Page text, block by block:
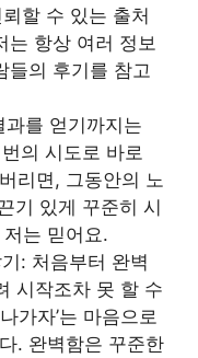
뢰할 수 있는 출처
는 항상 여러 정보
들의 후기를 참고
를 얻기까지는
의 시도로 바로
리면, 그동안의 노
기 있게 꾸준히 시
는 믿어요.
: 처음부터 완벽
시작조차 못 할 수
가자’는 마음으로
. 완벽함은 꾸준한